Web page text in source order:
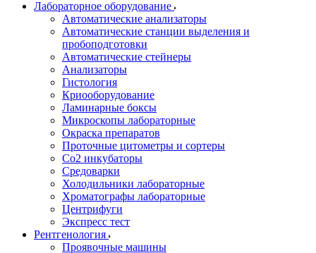
Лабораторное оборудование
Автоматические анализаторы
Автоматические станции выделения и
пробоподготовки
Автоматические стейнеры
Анализаторы
Гистология
Криооборудование
Ламинарные боксы
Микроскопы лабораторные
Окраска препаратов
Проточные цитометры и сортеры
Со2 инкубаторы
Средоварки
Холодильники лабораторные
Хроматографы лабораторные
Центрифуги
Экспресс тест
Рентгенология
Проявочные машины